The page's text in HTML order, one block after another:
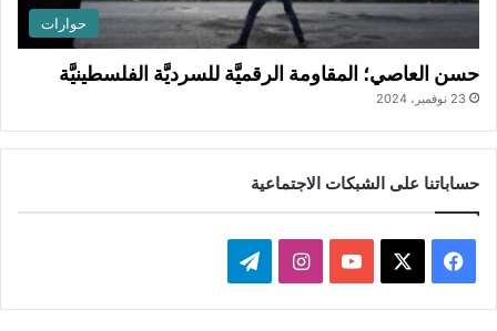
حوارات
حسن العاصي؛ المقاومة الرقميَّة للسرديَّة الفلسطينيَّة
23 نوفمبر، 2024
حساباتنا على الشبكات الاجتماعية
ي
X
Y
ن
ي